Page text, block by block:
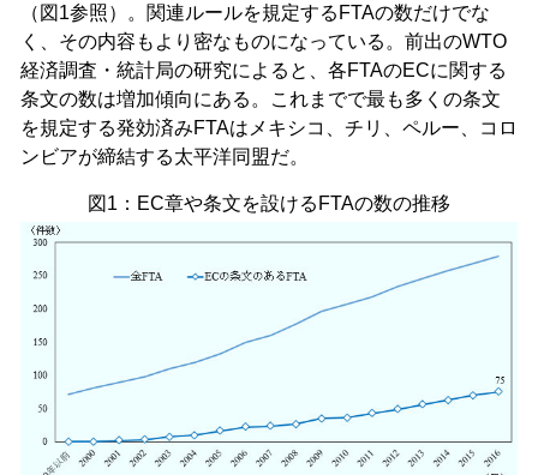
（図1参照）。関連ルールを規定するFTAの数だけでな
く、その内容もより密なものになっている。前出のWTO
経済調査・統計局の研究によると、各FTAのECに関する
条文の数は増加傾向にある。これまでで最も多くの条文
を規定する発効済みFTAはメキシコ、チリ、ペルー、コロ
ンビアが締結する太平洋同盟だ。
図1：EC章や条文を設けるFTAの数の推移